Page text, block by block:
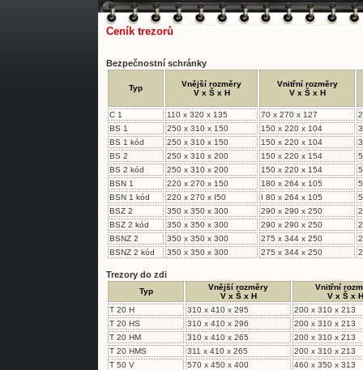
Ceník trezorů
Bezpečnostní schránky
Typ
Vnější rozměry
V x Š x H
Vnitřní rozměry
V x Š x H
C 1 110 x 320 x 135 70 x 270 x 127
BS 1
250 x 310 x 150 150 x 220 x 104
BS 1 kód
250 x 310 x 150 150 x 220 x 104
BS 2
250 x 310 x 200 150 x 220 x 154
BS 2 kód
250 x 310 x 200 150 x 220 x 154
BSN 1
220 x 270 x 150 180 x 264 x 105
BSN 1 kód
220 x 270 x I50 I 80 x 264 x 105
BSZ 2
350 x 350 x 300 290 x 290 x 250
BSZ 2 kód
350 x 350 x 300 290 x 290 x 250
BSNZ 2
350 x 350 x 300 275 x 344 x 250
BSNZ 2 kód
350 x 350 x 300 275 x 344 x 250
Trezory do zdi
Typ
Vnější rozměry
V x Š x H
Vnitřní
V x Š x H
T 20 H
310 x 410 x 295
200 x 310 x 213
T 20 HS
310 x 410 x 296
200 x 310 x 213
T 20 HM
310 x 410 x 265
200 x 310 x 213
T 20 HMS
311 x 410 x 265
200 x 310 x 213
T 50 V
570 x 450 x 400
460 x 350 x 313